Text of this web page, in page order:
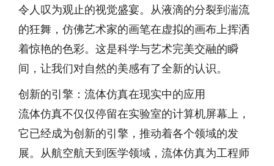
令人叹为观止的视觉盛宴。从液滴的分裂到湍流
的狂舞，仿佛艺术家的画笔在虚拟的画布上挥洒
着惊艳的色彩。这是科学与艺术完美交融的瞬
间，让我们对自然的美感有了全新的认识。
创新的引擎：流体仿真在现实中的应用
流体仿真不仅仅停留在实验室的计算机屏幕上，
它已经成为创新的引擎，推动着各个领域的发
展。从航空航天到医学领域，流体仿真为工程师